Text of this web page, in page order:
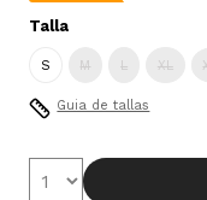
Talla
S M L XL
Guia de tallas